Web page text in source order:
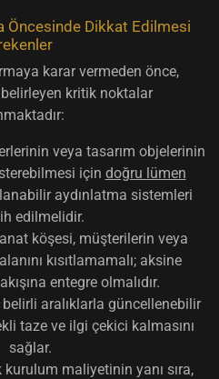
Öncesinde Dikkat Edilmesi
karar vermeden önce,
belirleyen kritik noktalar
veya tasarım objelerinin
için doğru lümen
aydınlatma sistemleri
edilmelidir.
köşesi, müşterilerin veya
kısıtlamamalı; aksine
entegre olmalıdır.
belirli aralıklarla güncellenebilir
taze ve ilgi çekici kalmasını
sağlar.
maliyetinin yanı sıra,